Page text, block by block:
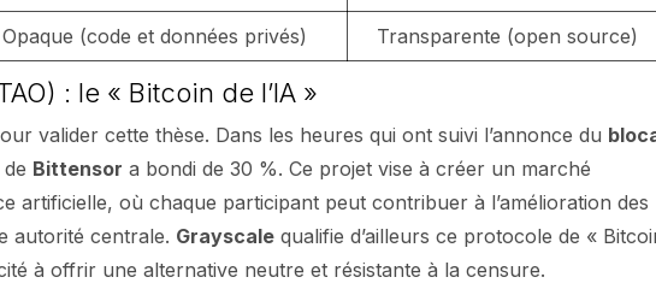
Opaque (code et données privés) Transparente (open source)
: le « Bitcoin de l’IA »
valider cette thèse. Dans les heures qui ont suivi l’annonce du
de Bittensor a bondi de 30 %. Ce projet vise à créer un marché
artificielle, où chaque participant peut contribuer à l’amélioration des
autorité centrale. Grayscale qualifie d’ailleurs ce protocole de «
à offrir une alternative neutre et résistante à la censure.